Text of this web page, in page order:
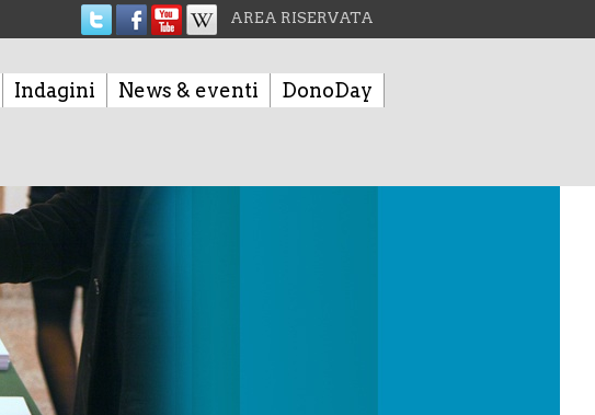
AREA RISERVATA
Indagini News & eventi DonoDay